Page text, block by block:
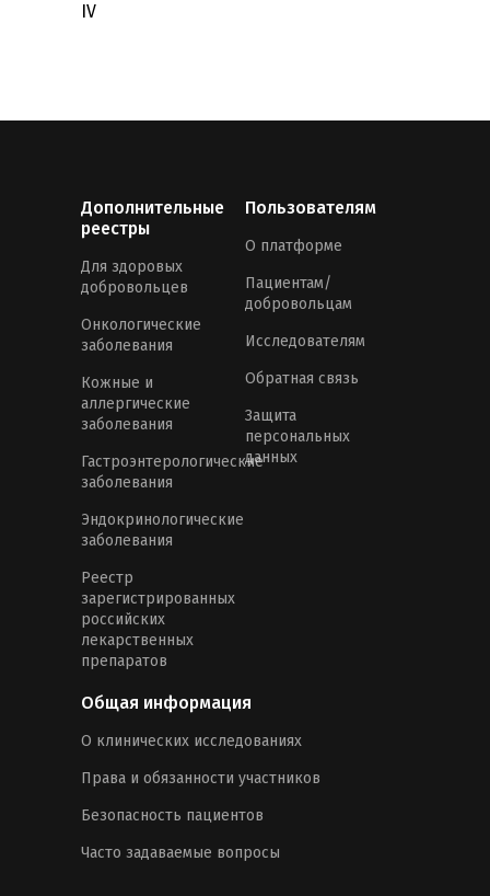
IV
Дополнительные
реестры
Для здоровых
добровольцев
Онкологические
заболевания
Кожные и
аллергические
заболевания
Гастроэнтерологические
заболевания
Эндокринологические
заболевания
Реестр
зарегистрированных
российских
лекарственных
препаратов
Пользователям
О платформе
Пациентам/
добровольцам
Исследователям
Обратная связь
Защита
персональных
данных
Общая информация
О клинических исследованиях
Права и обязанности участников
Безопасность пациентов
Часто задаваемые вопросы